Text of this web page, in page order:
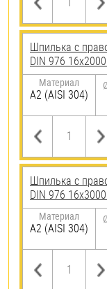
Шпилька с
DIN 976
Материал
А2 (AISI 304)
Шпилька с
DIN 976
Материал
А2 (AISI 304)